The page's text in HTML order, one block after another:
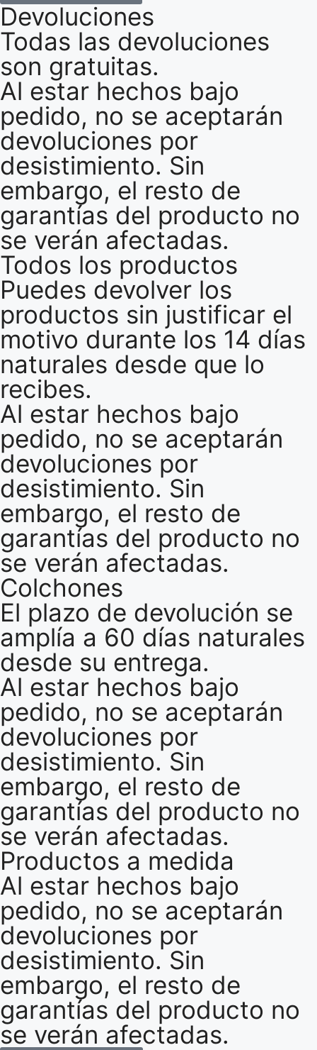
Devoluciones
Todas las devoluciones
son gratuitas.
Al estar hechos bajo
pedido, no se aceptarán
devoluciones por
desistimiento. Sin
embargo, el resto de
garantías del producto no
se verán afectadas.
Todos los productos
Puedes devolver los
productos sin justificar el
motivo durante los 14 días
naturales desde que lo
recibes.
Al estar hechos bajo
pedido, no se aceptarán
devoluciones por
desistimiento. Sin
embargo, el resto de
garantías del producto no
se verán afectadas.
Colchones
El plazo de devolución se
amplía a 60 días naturales
desde su entrega.
Al estar hechos bajo
pedido, no se aceptarán
devoluciones por
desistimiento. Sin
embargo, el resto de
garantías del producto no
se verán afectadas.
Productos a medida
Al estar hechos bajo
pedido, no se aceptarán
devoluciones por
desistimiento. Sin
embargo, el resto de
garantías del producto no
se verán afectadas.